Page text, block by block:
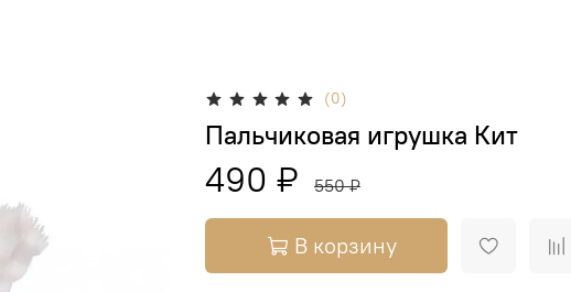
(0)
Пальчиковая игрушка Кит
490 ₽ 550 ₽
В корзину